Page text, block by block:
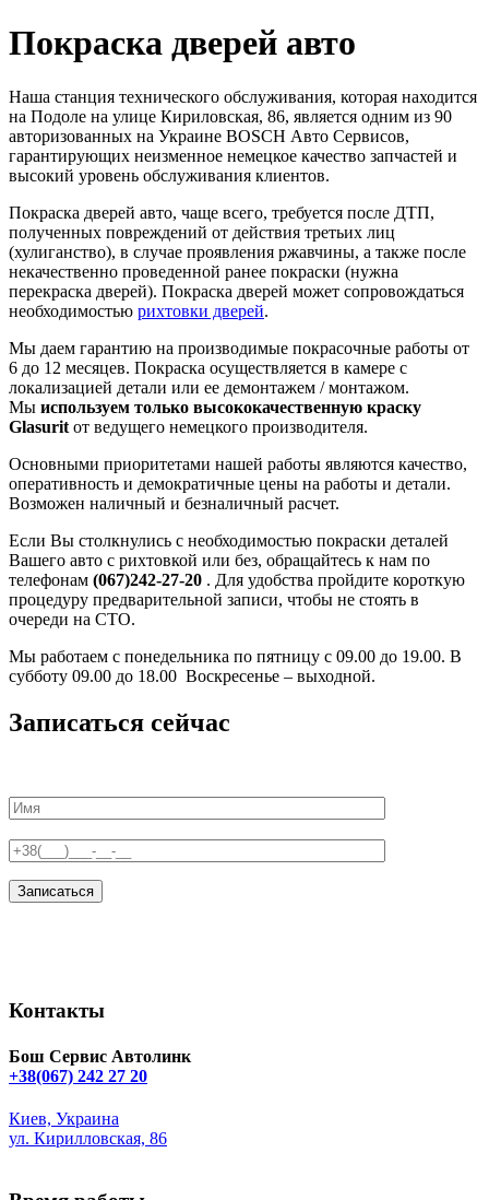
Покраска дверей авто
Наша станция технического обслуживания, которая находится
на Подоле на улице Кириловская, 86, является одним из 90
авторизованных на Украине BOSCH Авто Сервисов,
гарантирующих неизменное немецкое качество запчастей и
высокий уровень обслуживания клиентов.
Покраска дверей авто, чаще всего, требуется после ДТП,
полученных повреждений от действия третьих лиц
(хулиганство), в случае проявления ржавчины, а также после
некачественно проведенной ранее покраски (нужна
перекраска дверей). Покраска дверей может сопровождаться
необходимостью рихтовки дверей.
Мы даем гарантию на производимые покрасочные работы от
6 до 12 месяцев. Покраска осуществляется в камере с
локализацией детали или ее демонтажем / монтажом.
Мы используем только высококачественную краску
Glasurit от ведущего немецкого производителя.
Основными приоритетами нашей работы являются качество,
оперативность и демократичные цены на работы и детали.
Возможен наличный и безналичный расчет.
Если Вы столкнулись с необходимостью покраски деталей
Вашего авто с рихтовкой или без, обращайтесь к нам по
телефонам (067)242-27-20 . Для удобства пройдите короткую
процедуру предварительной записи, чтобы не стоять в
очереди на СТО.
Мы работаем с понедельника по пятницу с 09.00 до 19.00. В
субботу 09.00 до 18.00 Воскресенье – выходной.
Записаться сейчас
Контакты
Бош Сервис Автолинк
+38(067) 242 27 20
Киев, Украина
ул. Кирилловская, 86